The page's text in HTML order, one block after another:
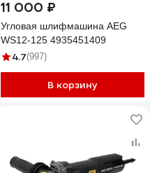
11 000 ₽
Угловая шлифмашина AEG
WS12-125 4935451409
4.7(997)
В корзину